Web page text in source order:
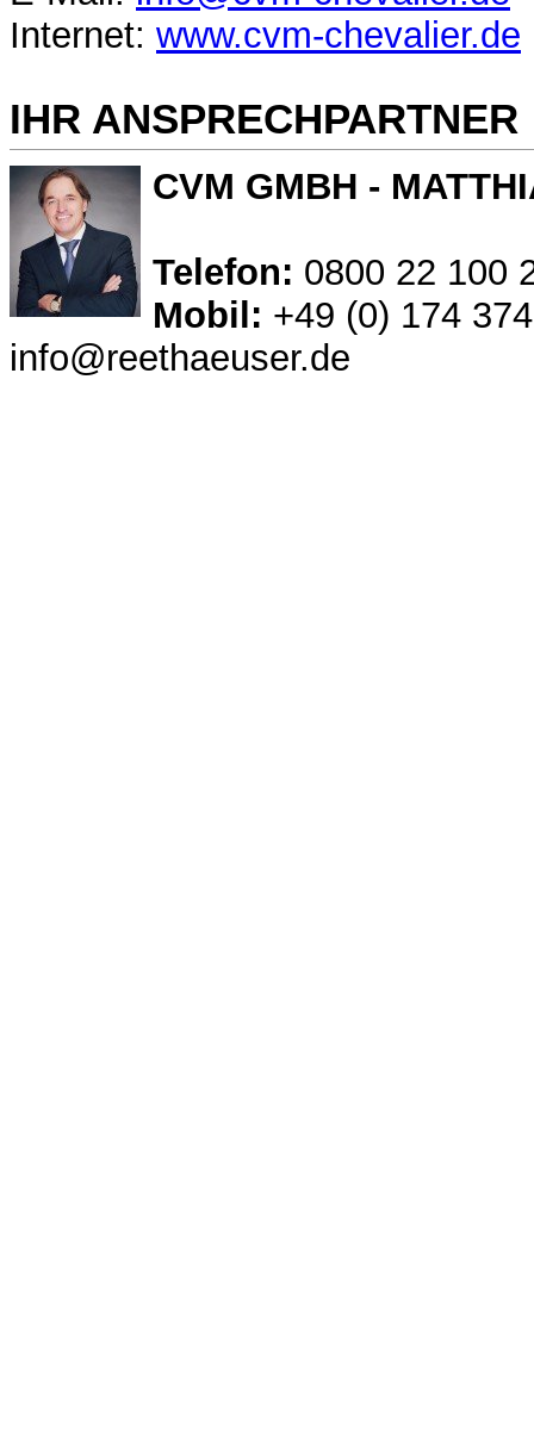
Internet: www.cvm-chevalier.de
IHR ANSPRECHPARTNER
CVM GMBH -
Telefon: 0800 22 100
Mobil: +49 (0) 174
info@reethaeuser.de